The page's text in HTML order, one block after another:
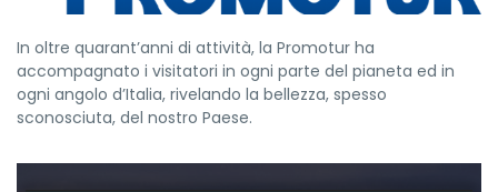
In oltre quarant’anni di attività, la Promotur ha
accompagnato i visitatori in ogni parte del pianeta ed in
ogni angolo d’Italia, rivelando la bellezza, spesso
sconosciuta, del nostro Paese.